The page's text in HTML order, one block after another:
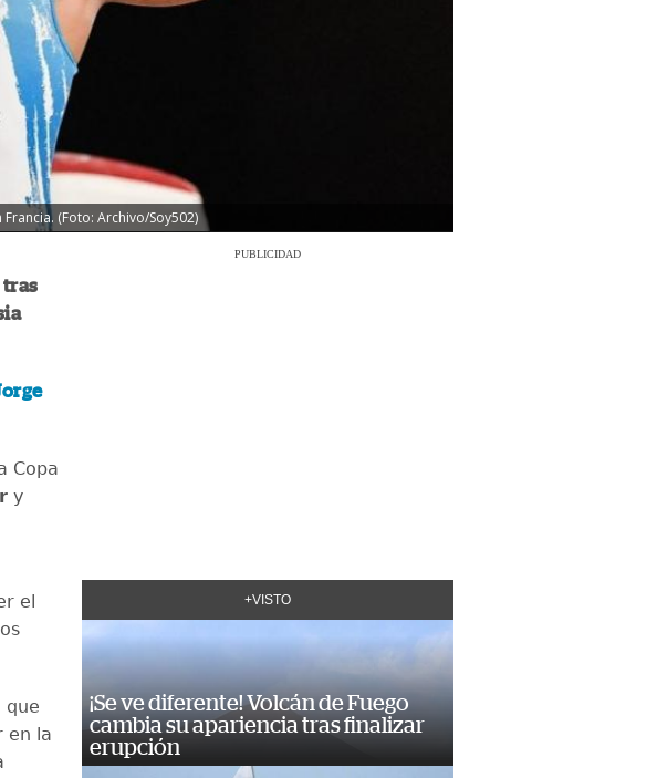
(Foto: Archivo/Soy502)
tras
Copa
y
el
que
en la
PUBLICIDAD
+VISTO
¡Se ve diferente! Volcán de Fuego
cambia su apariencia tras finalizar
erupción